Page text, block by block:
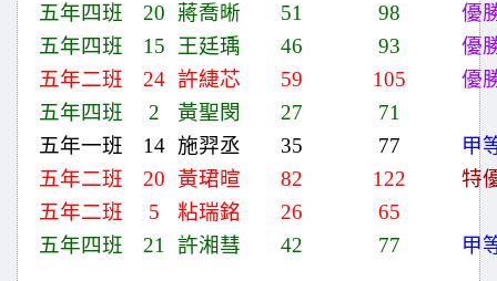
五年四班
20 蔣喬晰 51 98
優
五年四班
15 王廷瑀 46 93
優
五年二班
24 許緁芯 59 105
優
五年四班
2 黃聖閔 27
71
五年一班
14 施羿丞 35 77
甲
五年二班
20 黃珺暄 82 122
特
五年二班
5 粘瑞銘 26
65
五年四班
21 許湘彗 42 77 甲